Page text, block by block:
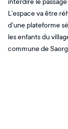
interdire le
L’espace va être
d’une plateforme
les enfants du
commune de